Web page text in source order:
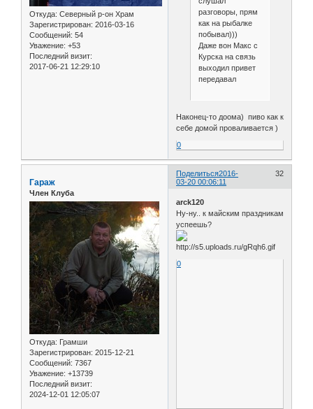
Откуда: Северный р-он Храм
Зарегистрирован: 2016-03-16
Сообщений: 54
Уважение: +53
Последний визит:
2017-06-21 12:29:10
разговоры, прям
как на рыбалке
побывал)))
Даже вон Макс с
Курска на связь
выходил привет
передавал
Наконец-то доома) пиво как к
себе домой проваливается )
0
Поделиться 32
2016-
03-20 00:06:11
Гараж
Член Клуба
Откуда: Грамши
Зарегистрирован: 2015-12-21
Сообщений: 7367
Уважение: +13739
Последний визит:
2024-12-01 12:05:07
arck120
Ну-ну.. к майским праздникам
успеешь?
0